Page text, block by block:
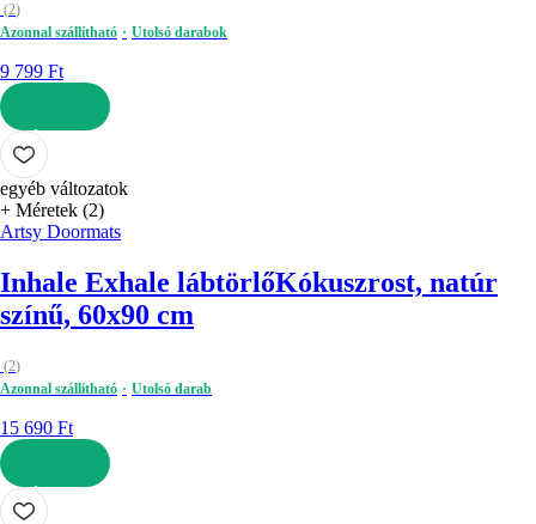
(2)
Azonnal szállítható
Utolsó darabok
9 799 Ft
KOSÁRBA
egyéb változatok
+ Méretek (2)
Artsy Doormats
Inhale Exhale lábtörlőKókuszrost, natúr
színű, 60x90 cm
(2)
Azonnal szállítható
Utolsó darab
15 690 Ft
KOSÁRBA